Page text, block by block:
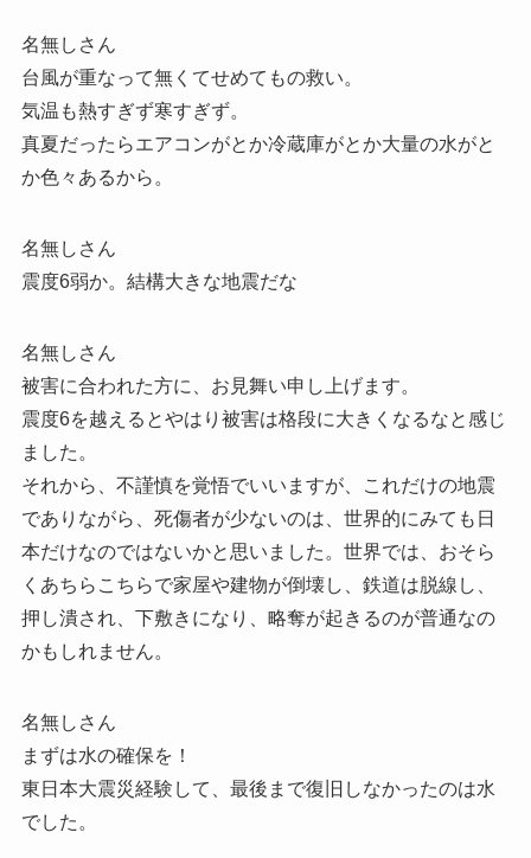
名無しさん
台風が重なって無くてせめてもの救い。
気温も熱すぎず寒すぎず。
真夏だったらエアコンがとか冷蔵庫がとか大量の水がと
か色々あるから。
名無しさん
震度6弱か。結構大きな地震だな
名無しさん
被害に合われた方に、お見舞い申し上げます。
震度6を越えるとやはり被害は格段に大きくなるなと感じ
ました。
それから、不謹慎を覚悟でいいますが、これだけの地震
でありながら、死傷者が少ないのは、世界的にみても日
本だけなのではないかと思いました。世界では、おそら
くあちらこちらで家屋や建物が倒壊し、鉄道は脱線し、
押し潰され、下敷きになり、略奪が起きるのが普通なの
かもしれません。
名無しさん
まずは水の確保を！
東日本大震災経験して、最後まで復旧しなかったのは水
でした。